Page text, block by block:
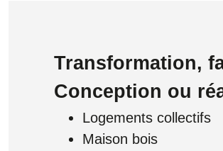
Transformation,
Conception ou
Logements collectifs
Maison bois